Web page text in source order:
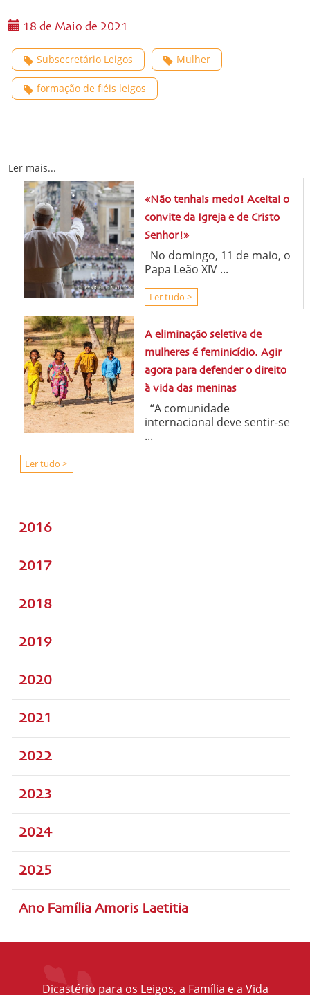
18 de Maio de 2021
Subsecretário Leigos Mulher
formação de fiéis leigos
Ler mais...
«Não tenhais medo! Aceitai o
convite da Igreja e de Cristo
Senhor!»
No domingo, 11 de maio, o
Papa Leão XIV ...
Ler tudo >
A eliminação seletiva de
mulheres é feminicídio. Agir
agora para defender o direito
à vida das meninas
“A comunidade
internacional deve sentir-se
...
Ler tudo >
2016
2017
2018
2019
2020
2021
2022
2023
2024
2025
Ano Família Amoris Laetitia
Dicastério para os Leigos, a Família e a Vida